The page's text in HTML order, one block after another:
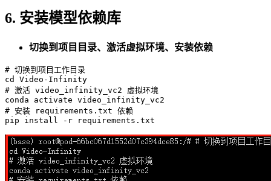
6. 安装模型依赖库
切换到项目目录、激活虚拟环境、安装依赖
# 切换到项目工作目录
cd
# 激活 video_infinity_vc2 虚拟环境
# 安装 requirements.txt 依赖